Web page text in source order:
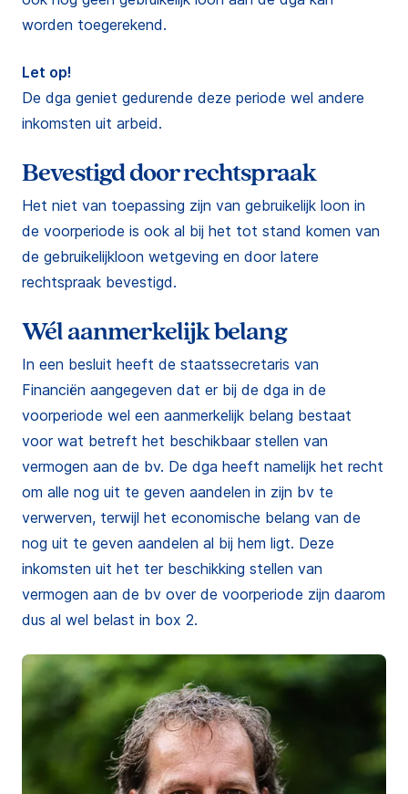
worden toegerekend.
Let op!
De dga geniet gedurende deze periode wel andere
inkomsten uit arbeid.
Bevestigd door rechtspraak
Het niet van toepassing zijn van gebruikelijk loon in
de voorperiode is ook al bij het tot stand komen van
de gebruikelijkloon wetgeving en door latere
rechtspraak bevestigd.
Wél aanmerkelijk belang
In een besluit heeft de staatssecretaris van
Financiën aangegeven dat er bij de dga in de
voorperiode wel een aanmerkelijk belang bestaat
voor wat betreft het beschikbaar stellen van
vermogen aan de bv. De dga heeft namelijk het recht
om alle nog uit te geven aandelen in zijn bv te
verwerven, terwijl het economische belang van de
nog uit te geven aandelen al bij hem ligt. Deze
inkomsten uit het ter beschikking stellen van
vermogen aan de bv over de voorperiode zijn daarom
dus al wel belast in box 2.